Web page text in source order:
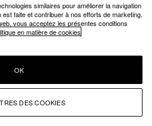
similaires pour améliorer la navigation
faite et contribuer à nos efforts de marketing.
vous acceptez les présentes conditions
en matière de cookies
DES COOKIES
OK